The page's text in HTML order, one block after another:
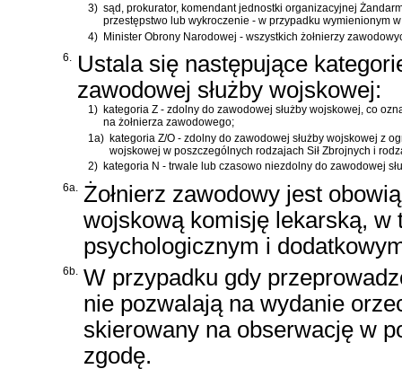
3) sąd, prokurator, komendant jednostki organizacyjnej
przestępstwo lub wykroczenie - w przypadku wymienionym
4) Minister Obrony Narodowej - wszystkich żołnierzy
6. Ustala się następujące
zawodowej służby wojskowej:
1) kategoria Z - zdolny do zawodowej służby wojskowej, co
na żołnierza zawodowego;
1a) kategoria Z/O - zdolny do zawodowej służby wojskowej z
wojskowej w poszczególnych rodzajach Sił Zbrojnych i
2) kategoria N - trwale lub czasowo niezdolny do zawodowej
6a. Żołnierz zawodowy jest
wojskową komisję lekarską,
psychologicznym i
6b. W przypadku gdy
nie pozwalają na wydanie
skierowany na obserwację w
zgodę.